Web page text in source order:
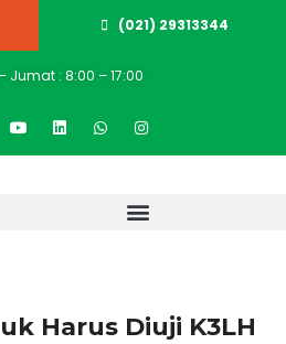
(021) 29313344
Jumat : 8:00 – 17:00
Harus Diuji K3LH